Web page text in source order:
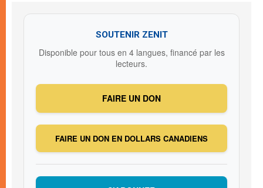
SOUTENIR ZENIT
Disponible pour tous en 4 langues, financé par les
lecteurs.
FAIRE UN DON
FAIRE UN DON EN DOLLARS CANADIENS